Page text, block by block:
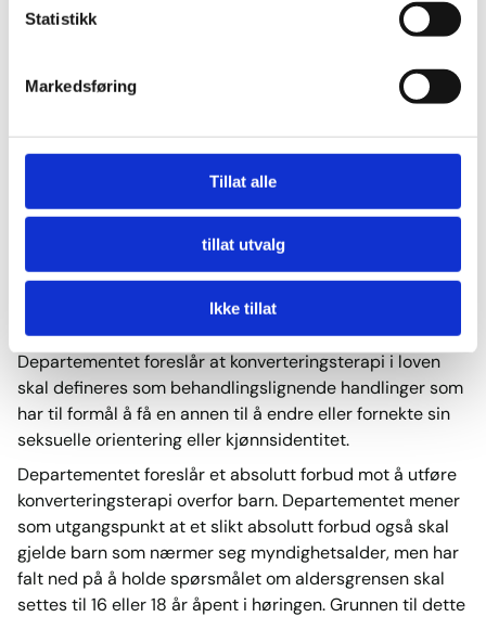
Statistikk
Markedsføring
Tillat alle
tillat utvalg
Ikke tillat
for KrF støtte et lovforslag
som bryter med trosfriheten
eller ytringsfriheten i Norge.
Det skal selvsagt være rom
– Kjell Ingolf Ropstad
Her kan du lese mer om forslaget:
Kulturdepartementet sender i dag ut et forslag til
Departementet foreslår at konverteringsterapi i loven
skal defineres som behandlingslignende handlinger som
har til formål å få en annen til å endre eller fornekte sin
seksuelle orientering eller kjønnsidentitet.
Departementet foreslår et absolutt forbud mot å utføre
konverteringsterapi overfor barn. Departementet mener
som utgangspunkt at et slikt absolutt forbud også skal
gjelde barn som nærmer seg myndighetsalder, men har
falt ned på å holde spørsmålet om aldersgrensen skal
settes til 16 eller 18 år åpent i høringen. Grunnen til dette